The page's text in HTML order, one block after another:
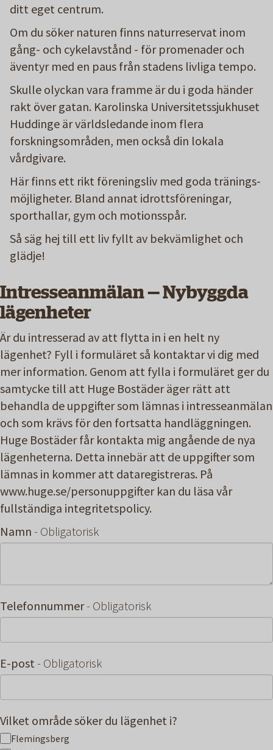
ditt eget centrum.
Om du söker naturen finns naturreservat inom
gång- och cykelavstånd - för promenader och
äventyr med en paus från stadens livliga tempo.
Skulle olyckan vara framme är du i goda händer
rakt över gatan. Karolinska Universitetssjukhuset
Huddinge är världsledande inom flera
forskningsområden, men också din lokala
vårdgivare.
Här finns ett rikt föreningsliv med goda tränings-
möjligheter. Bland annat idrottsföreningar,
sporthallar, gym och motionsspår.
Så säg hej till ett liv fyllt av bekvämlighet och
glädje!
Intresseanmälan — Nybyggda
lägenheter
Är du intresserad av att flytta in i en helt ny
lägenhet? Fyll i formuläret så kontaktar vi dig med
mer information. Genom att fylla i formuläret ger du
samtycke till att Huge Bostäder äger rätt att
behandla de uppgifter som lämnas i intresseanmälan
och som krävs för den fortsatta handläggningen.
Huge Bostäder får kontakta mig angående de nya
lägenheterna. Detta innebär att de uppgifter som
lämnas in kommer att dataregistreras. På
www.huge.se/personuppgifter kan du läsa vår
fullständiga integritetspolicy.
Namn - Obligatorisk
Telefonnummer- Obligatorisk
E-post - Obligatorisk
Vilket område söker du lägenhet i?
Flemingsberg